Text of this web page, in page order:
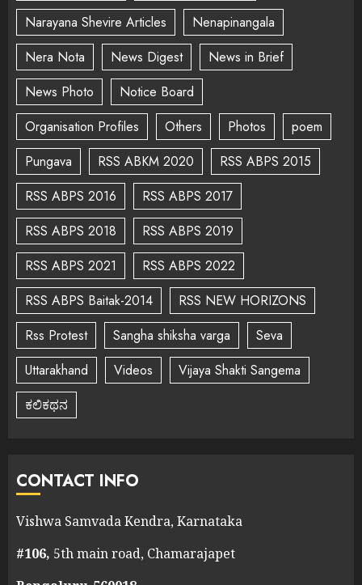
Narayana Shevire Articles
Nenapinangala
Nera Nota
News Digest
News in Brief
News Photo
Notice Board
Organisation Profiles
Others Photos
poem
Pungava
RSS ABKM 2020
RSS ABPS 2015
RSS ABPS 2016
RSS ABPS 2017
RSS ABPS 2018
RSS ABPS 2019
RSS ABPS 2021
RSS ABPS 2022
RSS ABPS Baitak-2014
RSS NEW HORIZONS
Rss Protest
Sangha shiksha varga
Seva
Uttarakhand
Videos
Vijaya Shakti Sangema
ಕಲಿಕಥನ
CONTACT INFO
Vishwa Samvada Kendra, Karnataka
#106, 5th main road, Chamarajapet